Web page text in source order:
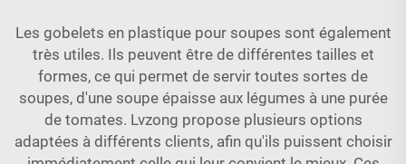
Les gobelets en plastique pour soupes sont également
très utiles. Ils peuvent être de différentes tailles et
formes, ce qui permet de servir toutes sortes de
soupes, d'une soupe épaisse aux légumes à une purée
de tomates. Lvzong propose plusieurs options
adaptées à différents clients, afin qu'ils puissent choisir